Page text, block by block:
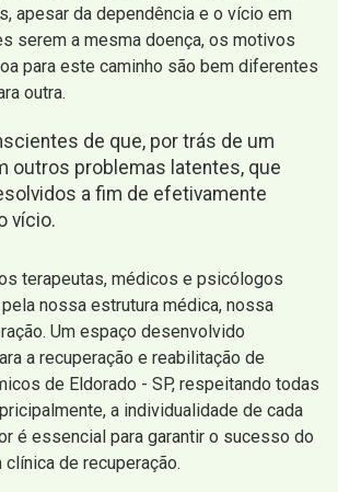
apesar da dependência e o vício em
serem a mesma doença, os motivos
para este caminho são bem diferentes
outra.
de que, por trás de um
outros problemas latentes, que
a fim de efetivamente
vício.
terapeutas, médicos e psicólogos
nossa estrutura médica, nossa
Um espaço desenvolvido
a recuperação e reabilitação de
de Eldorado - SP, respeitando todas
a individualidade de cada
é essencial para garantir o sucesso do
de recuperação.